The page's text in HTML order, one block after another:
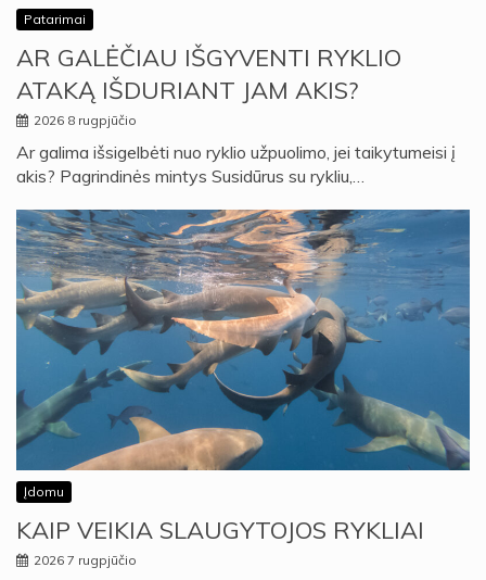
Patarimai
AR GALĖČIAU IŠGYVENTI RYKLIO
ATAKĄ IŠDURIANT JAM AKIS?
2026 8 rugpjūčio
Ar galima išsigelbėti nuo ryklio užpuolimo, jei taikytumeisi į
akis? Pagrindinės mintys Susidūrus su rykliu,…
Įdomu
KAIP VEIKIA SLAUGYTOJOS RYKLIAI
2026 7 rugpjūčio